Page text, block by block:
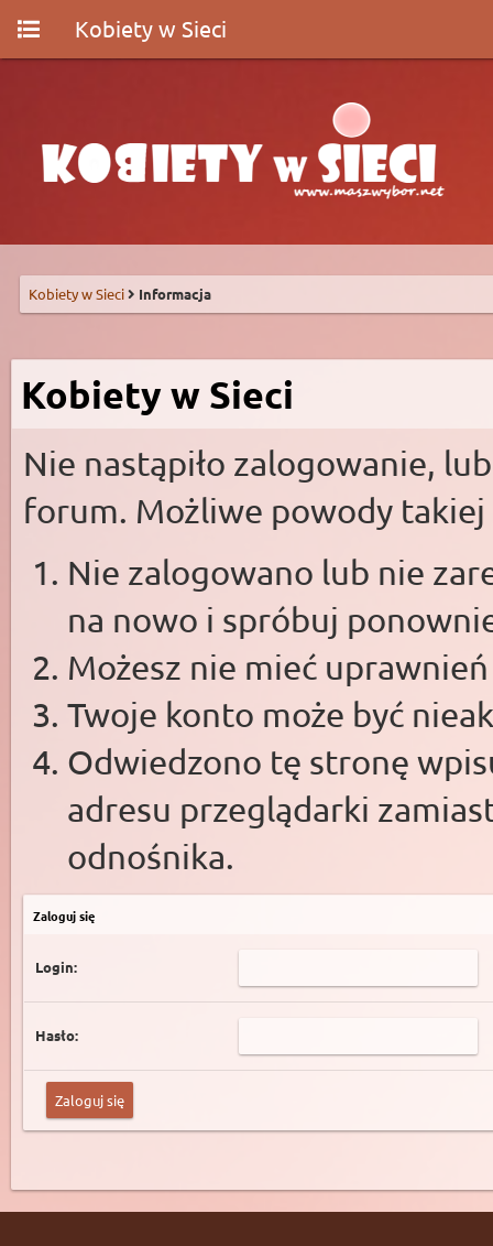
Kobiety w Sieci
Kobiety w Sieci Informacja
Kobiety w Sieci
Nie nastąpiło zalogowanie,
forum. Możliwe powody takiej
Nie zalogowano lub nie
na nowo i spróbuj
Możesz nie mieć
Twoje konto może być
Odwiedzono tę stronę
adresu przeglądarki
odnośnika.
Zaloguj się
Login:
Hasło: